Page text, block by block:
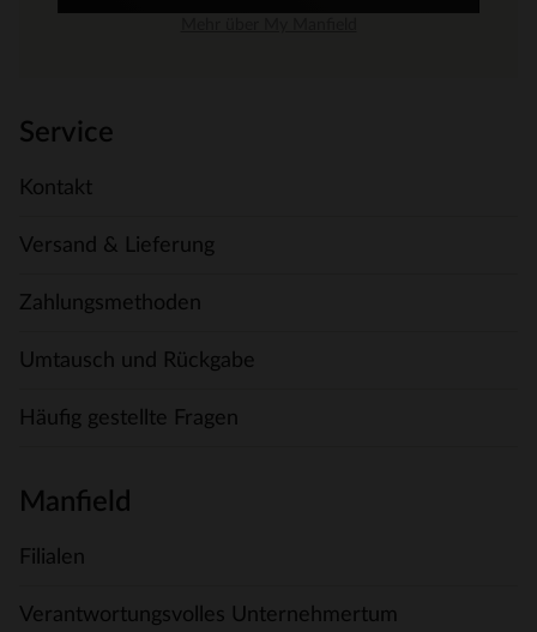
Service
Kontakt
Versand & Lieferung
Zahlungsmethoden
Umtausch und Rückgabe
Häufig gestellte Fragen
Manfield
Filialen
Verantwortungsvolles Unternehmertum